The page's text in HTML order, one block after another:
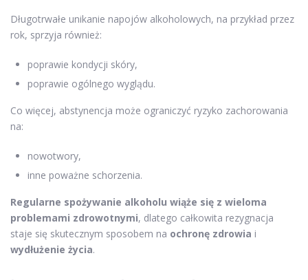
Długotrwałe unikanie napojów alkoholowych, na przykład przez
rok, sprzyja również:
poprawie kondycji skóry,
poprawie ogólnego wyglądu.
Co więcej, abstynencja może ograniczyć ryzyko zachorowania
na:
nowotwory,
inne poważne schorzenia.
Regularne spożywanie alkoholu wiąże się z wieloma
problemami zdrowotnymi, dlatego całkowita rezygnacja
staje się skutecznym sposobem na ochronę zdrowia i
wydłużenie życia.